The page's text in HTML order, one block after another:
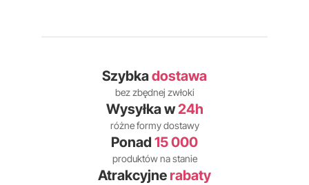
Szybkadostawa
bez zbędnej zwłoki
Wysyłka w24h
różne formy dostawy
Ponad 15 000
produktów na stanie
Atrakcyjne rabaty